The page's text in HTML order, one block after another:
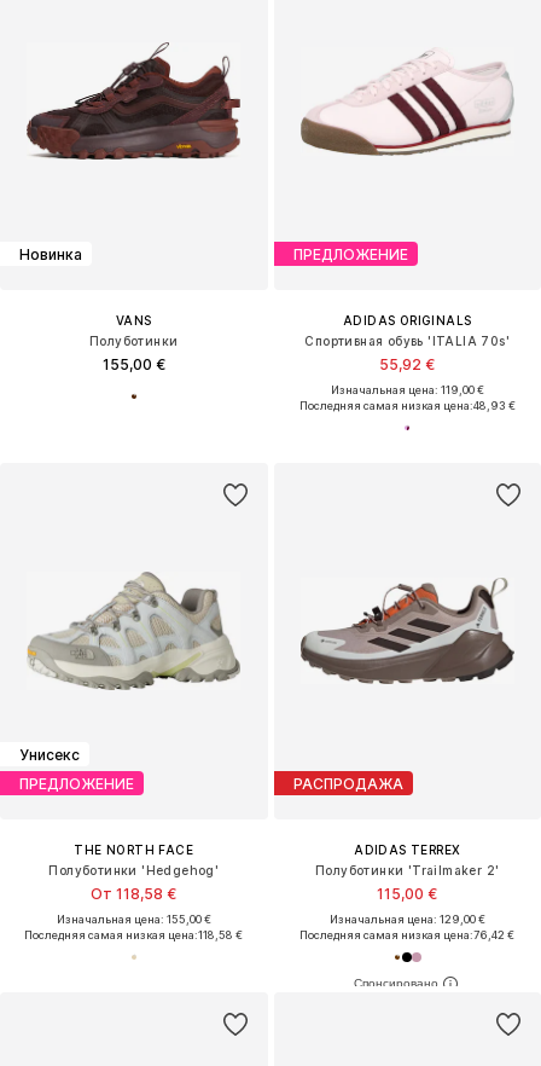
Новинка
VANS
Полуботинки
155,00 €
ПРЕДЛОЖЕНИЕ
ADIDAS ORIGINALS
Спортивная обувь 'ITALIA 70s'
55,92 €
Изначальная цена: 119,00 €
Последняя самая низкая цена:48,93 €
Унисекс
ПРЕДЛОЖЕНИЕ
THE NORTH FACE
Полуботинки 'Hedgehog'
От 118,58 €
Изначальная цена: 155,00 €
Последняя самая низкая цена:118,58 €
РАСПРОДАЖА
ADIDAS TERREX
Полуботинки 'Trailmaker 2'
115,00 €
Изначальная цена: 129,00 €
Последняя самая низкая цена:76,42 €